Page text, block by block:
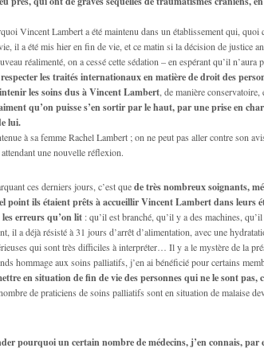
Vincent Lambert a été maintenu dans un établissement qui,
il a été mis hier en fin de vie, et ce matin si la décision de justice
réalimenté, on a cessé cette sédation – en espérant qu’il n’aura
les traités internationaux en matière de droit des
les soins dus à Vincent Lambert , de manière
qu’on puisse s’en sortir par le haut, par une prise en
lui.
à sa femme Rachel Lambert ; on ne peut pas aller contre son
une nouvelle réflexion.
ces derniers jours, c’est quede très nombreux soignants,
point ils étaient prêts à accueillir Vincent Lambert dans leurs
erreurs qu’on lit : qu’il est branché, qu’il y a des machines,
il a déjà résisté à 31 jours d’arrêt d’alimentation, avec une
qui sont très difficiles à interpréter… Il y a le mystère de la
hommage aux soins palliatifs, j’en ai bénéficié pour certains
en situation de fin de vie des personnes qui ne le sont
de praticiens de soins palliatifs sont en situation de malaise
pourquoi un certain nombre de médecins, j’en connais,